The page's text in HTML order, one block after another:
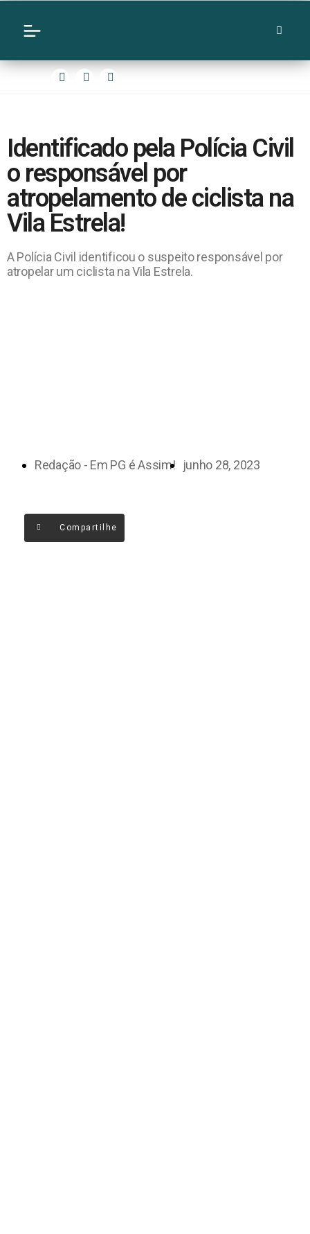
Identificado pela Polícia Civil
o responsável por
atropelamento de ciclista na
Vila Estrela!
A Polícia Civil identificou o suspeito responsável por
atropelar um ciclista na Vila Estrela.
Redação - Em PG é Assim! junho 28, 2023
Compartilhe